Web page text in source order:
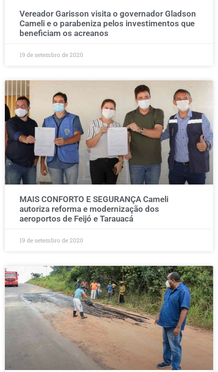
Vereador Garisson visita o governador Gladson
Cameli e o parabeniza pelos investimentos que
beneficiam os acreanos
19 de setembro de 2020
MAIS CONFORTO E SEGURANÇA Cameli
autoriza reforma e modernização dos
aeroportos de Feijó e Tarauacá
19 de setembro de 2020